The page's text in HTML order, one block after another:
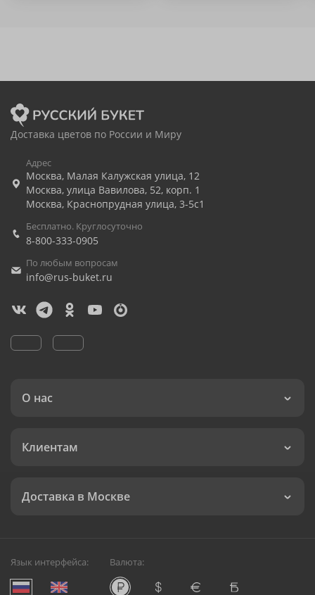
Доставка цветов по России и Миру
Адрес
Москва, Малая Калужская улица, 12
Москва, улица Вавилова, 52, корп. 1
Москва, Краснопрудная улица, 3-5с1
Бесплатно. Круглосуточно
8-800-333-0905
По любым вопросам
info@rus-buket.ru
О нас
Клиентам
Доставка в Москве
Язык интерфейса: Валюта: